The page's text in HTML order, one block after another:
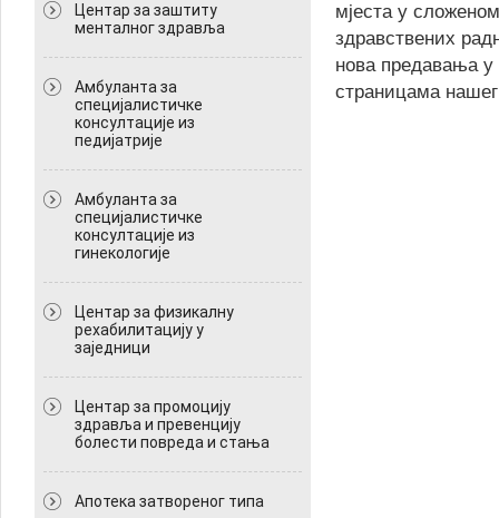
Центар за заштиту
менталног здравља
Амбуланта за
специјалистичке
консултације из
педијатрије
Амбуланта за
специјалистичке
консултације из
гинекологије
Центар за физикалну
рехабилитацију у
заједници
Центар за промоцију
здравља и превенцију
болести повреда и стања
Апотека затвореног типа
мјеста у
здравствених
нова предавања у
страницама нашег